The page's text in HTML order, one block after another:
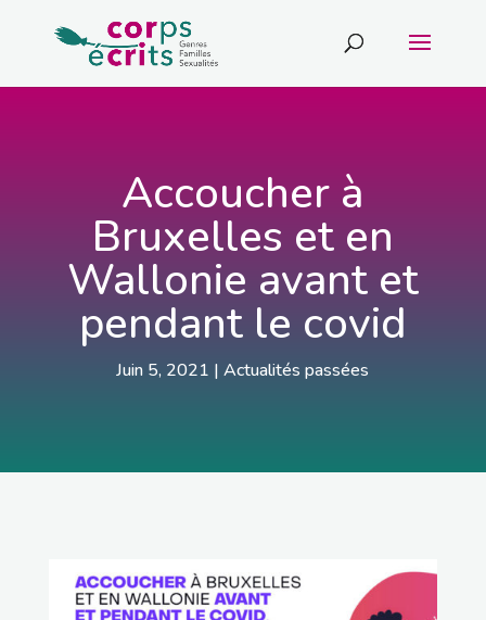
Accoucher à
Bruxelles et en
Wallonie avant et
pendant le covid
Juin 5, 2021 |Actualités passées